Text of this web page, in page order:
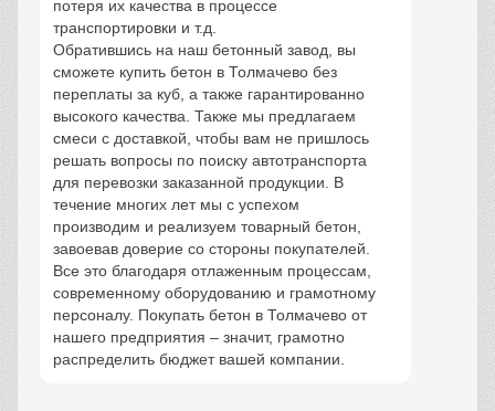
потеря их качества в процессе
транспортировки и т.д.
Обратившись на наш бетонный завод, вы
сможете купить бетон в Толмачево без
переплаты за куб, а также гарантированно
высокого качества. Также мы предлагаем
смеси с доставкой, чтобы вам не пришлось
решать вопросы по поиску автотранспорта
для перевозки заказанной продукции. В
течение многих лет мы с успехом
производим и реализуем товарный бетон,
завоевав доверие со стороны покупателей.
Все это благодаря отлаженным процессам,
современному оборудованию и грамотному
персоналу. Покупать бетон в Толмачево от
нашего предприятия – значит, грамотно
распределить бюджет вашей компании.